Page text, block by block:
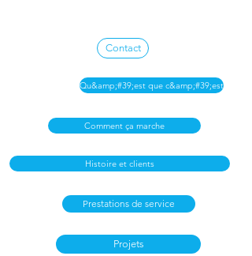
Contact
Qu&amp;#39;est que c&amp;#39;est
Comment ça marche
Histoire et clients
Prestations de service
Projets